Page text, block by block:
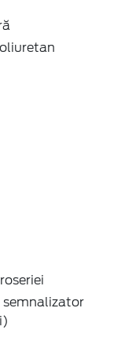
semnalizator